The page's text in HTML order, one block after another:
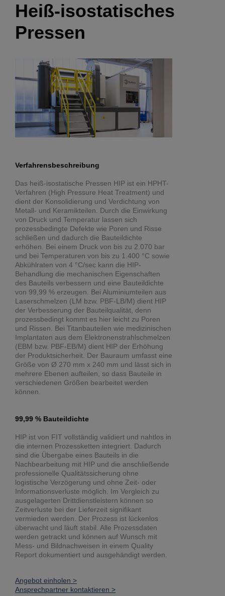
Heiß-isostatisches
Pressen
Verfahrensbeschreibung
Das heiß-isostatische Pressen HIP ist ein HPHT-
Verfahren (High Pressure Heat Treatment) und
dient der Konsolidierung und Verdichtung von
Metall- und Keramikteilen. Durch die Einwirkung
von Druck und Temperatur lassen sich
prozessbedingte Defekte wie Poren und Risse
schließen und dadurch die Bauteildichte
erhöhen. Bei einem Druck von bis zu 2.070 bar
und bei Temperaturen von bis zu 1.400 °C sowie
Abkühlraten von 4 °C/sec kann die HIP-
Behandlung die mechanischen Eigenschaften
des Bauteils verbessern und eine Bauteildichte
von 99,99 % erzeugen. Bei Aluminiumteilen aus
Laserschmelzen (LM bzw. PBF-LB/M) dient HIP
der Verbesserung der Bauteilqualität, denn
prozessbedingt kommt es hier leicht zu Poren
und Rissen. Bei Titanbauteilen wie medizinischen
Implantaten aus dem Elektronenstrahlschmelzen
(EBM bzw. PBF-EB/M) dient HIP der Erhöhung
der Produktsicherheit. Der Bauraum umfasst eine
Größe von Ø 270 mm x 240 mm und lässt sich in
mehrere Ebenen aufteilen, so dass Bauteile in
verschiedenen Größen bearbeitet werden
können.
99,99 % Bauteildichte
HIP ist von FIT vollständig validiert und nahtlos in
die internen Prozessketten integriert. Dadurch
sind die Übergabe eines Bauteils in die
Nachbearbeitung mit HIP und die anschließende
professionelle Qualitätssicherung ohne
logistische Verzögerung und ohne Zeit- oder
Informationsverluste möglich. Im Vergleich zu
ausgelagerten Drittdienstleistern können so
Zeitverluste bei der Lieferzeit signifikant
vermieden werden. Der Prozess ist lückenlos
überwacht und läuft stabil. Alle Prozessdaten
werden getrackt und können auf Wunsch mit
Mess- und Bildnachweisen in einem Quality
Report dokumentiert und ausgehändigt werden.
Angebot einholen >
Ansprechpartner kontaktieren >